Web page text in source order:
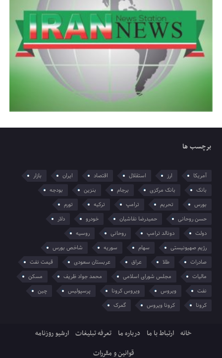
برچسب ها
آمریکا ارز استقلال اقتصاد ایران
بازار
بانک
بانک مرکزی برجام بنزین
بودجه
بورس
تحریم ترامپ ترکیه
تورم
حسن روحانی
حمیدرضا نقاشیان خودرو
دلار
دولت
دونالد ترامپ روحانی
روسیه
رژیم صهیونیستی
سهام سوریه
شاخص بورس
صادرات
طلا عراق عربستان سعودی
قیمت نفت
مالیات
مجلس شورای اسلامی محمد جواد ظریف
مسکن
نفت
ویروس ویروس کرونا پرسپولیس
چین
کرونا
کرونا ویروس گمرک
خانه ارتباط با ما درباره ما تعرفه تبلیغات ارشیو روزنامه
قوانین و مقررات